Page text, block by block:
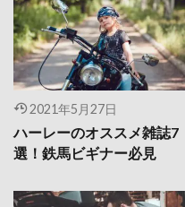
2021年5月27日
ハーレーのオススメ雑誌7
選！鉄馬ビギナー必見